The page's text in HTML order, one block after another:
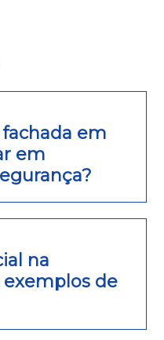
em
em
na
exemplos de